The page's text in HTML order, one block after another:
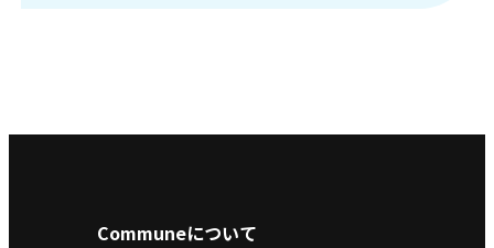
Communeについて